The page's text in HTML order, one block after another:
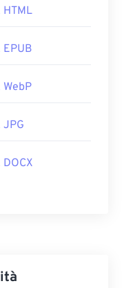
HTML
EPUB
WebP
JPG
DOCX